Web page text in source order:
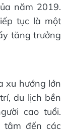
năm 2019.
tục là một
tăng trưởng
xu hướng lớn
du lịch bền
cao tuổi.
tâm đến các